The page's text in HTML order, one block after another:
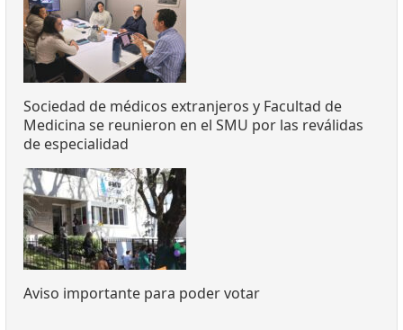
Sociedad de médicos extranjeros y Facultad de
Medicina se reunieron en el SMU por las reválidas
de especialidad
Aviso importante para poder votar